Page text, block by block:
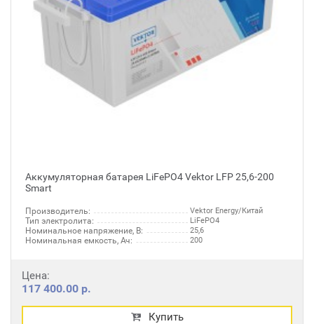
Аккумуляторная батарея LiFePO4 Vektor LFP 25,6-200
Smart
Производитель: Vektor Energy/Китай
Тип электролита: LiFePO4
Номинальное напряжение, В: 25,6
Номинальная емкость, Ач: 200
Цена:
117 400.00 р.
Купить